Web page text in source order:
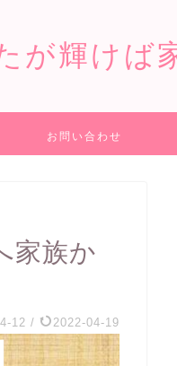
が輝けば
お問い合わせ
家族か
12 / 2022-04-19